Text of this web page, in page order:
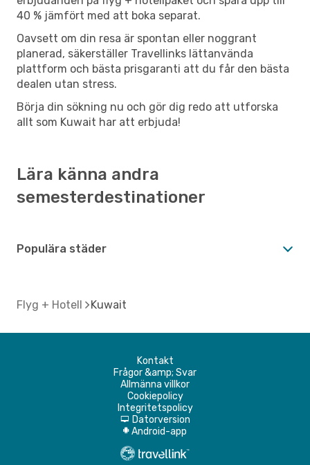
40 % jämfört med att boka separat.
Oavsett om din resa är spontan eller noggrant
planerad, säkerställer Travellinks lättanvända
plattform och bästa prisgaranti att du får den bästa
dealen utan stress.
Börja din sökning nu och gör dig redo att utforska
allt som Kuwait har att erbjuda!
Lära känna andra
semesterdestinationer
Populära städer
Flyg + Hotell Kuwait
Kontakt
Frågor &amp; Svar
Allmänna villkor
Cookiepolicy
Integritetspolicy
d Datorversion
A Android-app